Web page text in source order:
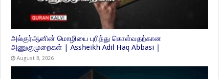
அல்குர்ஆனின் மொழியை புரிந்து கொள்வதற்கான
அணுகுமுறைகள் | Assheikh Adil Haq Abbasi |
August 8, 2026